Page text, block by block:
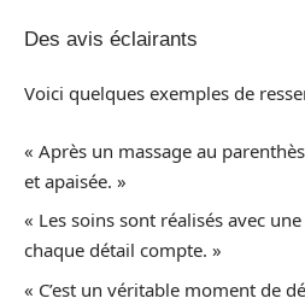
Des avis éclairants
Voici quelques exemples de
« Après un massage au
et apaisée. »
« Les soins sont réalisés avec
chaque détail compte. »
« C’est un véritable moment de